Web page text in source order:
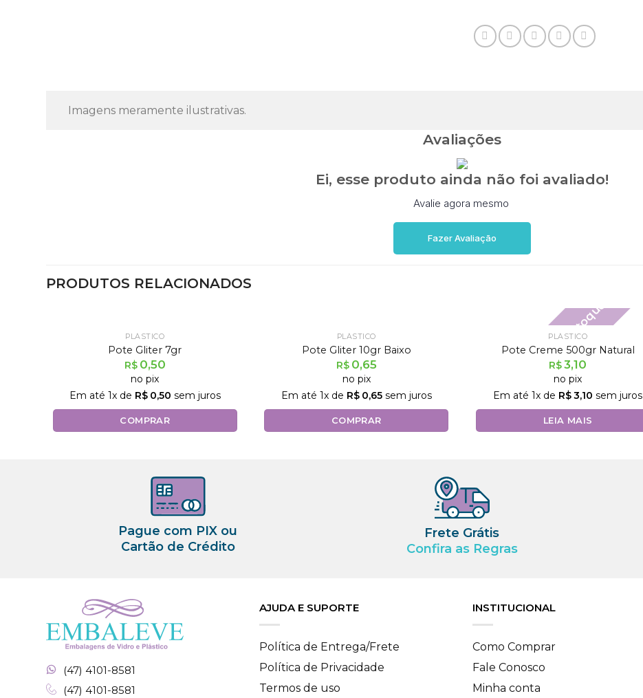
Imagens meramente ilustrativas.
Avaliações
Ei, esse produto ainda não foi avaliado!
Avalie agora mesmo
Fazer Avaliação
PRODUTOS RELACIONADOS
PLÁSTICO
Pote Gliter 7gr
R$ 0,50
no pix
Em até 1x de R$ 0,50 sem juros
COMPRAR
PLÁSTICO
Pote Gliter 10gr Baixo
R$ 0,65
no pix
Em até 1x de R$ 0,65sem juros
COMPRAR
Fora de estoque
PLÁSTICO
Pote Creme 500gr Natural
R$3,10
no pix
Em até1x de R$3,10 sem juros
LEIA MAIS
Pague com PIX ou
Cartão de Crédito
Frete Grátis
Confira as Regras
(47) 4101-8581
(47) 4101-8581
AJUDA E SUPORTE
Política de Entrega/Frete
Política de Privacidade
Termos de uso
INSTITUCIONAL
Como Comprar
Fale Conosco
Minha conta